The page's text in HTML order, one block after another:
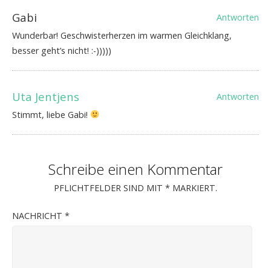
Gabi
Antworten
Wunderbar! Geschwisterherzen im warmen Gleichklang,
besser geht’s nicht! :-)))))
Uta Jentjens
Antworten
Stimmt, liebe Gabi!
Schreibe einen Kommentar
PFLICHTFELDER SIND MIT * MARKIERT.
NACHRICHT *